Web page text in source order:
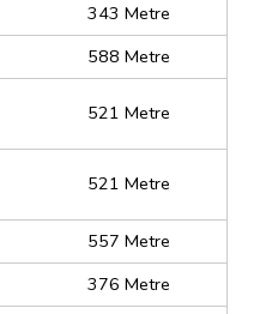
343 Metre
588 Metre
521 Metre
521 Metre
557 Metre
376 Metre